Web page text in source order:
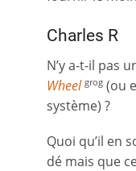
Charles R
N’y a-t-il pas
Wheel grog (ou
système) ?
Quoi qu’il en
dé mais que